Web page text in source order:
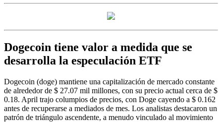
Dogecoin tiene valor a medida que se
desarrolla la especulación ETF
Dogecoin (doge) mantiene una capitalización de mercado constante
de alrededor de $ 27.07 mil millones, con su precio actual cerca de $
0.18. April trajo columpios de precios, con Doge cayendo a $ 0.162
antes de recuperarse a mediados de mes. Los analistas destacaron un
patrón de triángulo ascendente, a menudo vinculado al movimiento